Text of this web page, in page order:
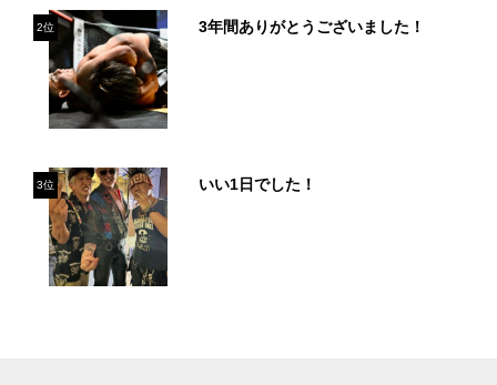
2位 3年間ありがとうございました！
3位 いい1日でした！